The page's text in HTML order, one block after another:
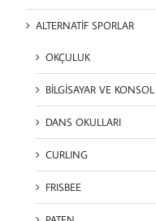
ALTERNATİF SPORLAR
OKÇULUK
BİLGİSAYAR VE
DANS OKULLARI
CURLING
FRISBEE